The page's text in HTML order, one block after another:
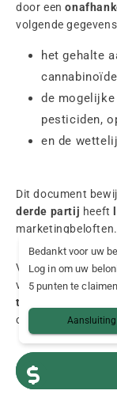
door een
volgende
het gehalte
de mogelijke
pesticiden,
en de
Dit document
derde partij heeft
marketingbeloften.
Voor jou als
van zijn dat wat je
transparant
is.
om hun integriteit
Bedankt voor uw
Log in om uw
5 punten te
Aansluiting